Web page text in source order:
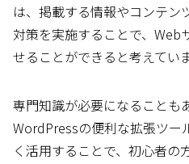
は、掲載する情報やコンテン
対策を実施することで、Web
せることができると考えていま
専門知識が必要になることも
WordPressの便利な拡張ツー
く活用することで、初心者の